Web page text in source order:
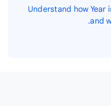
Understand how
and